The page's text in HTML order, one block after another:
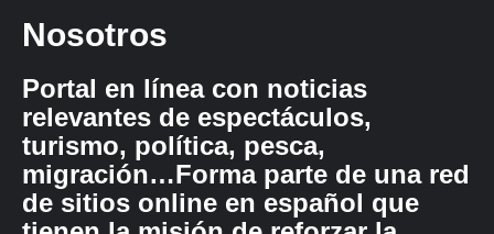
Nosotros
Portal en línea con noticias
relevantes de espectáculos,
turismo, política, pesca,
migración…Forma parte de una red
de sitios online en español que